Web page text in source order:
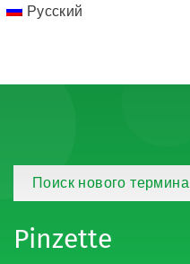
Русский
Поиск нового термина
Pinzette